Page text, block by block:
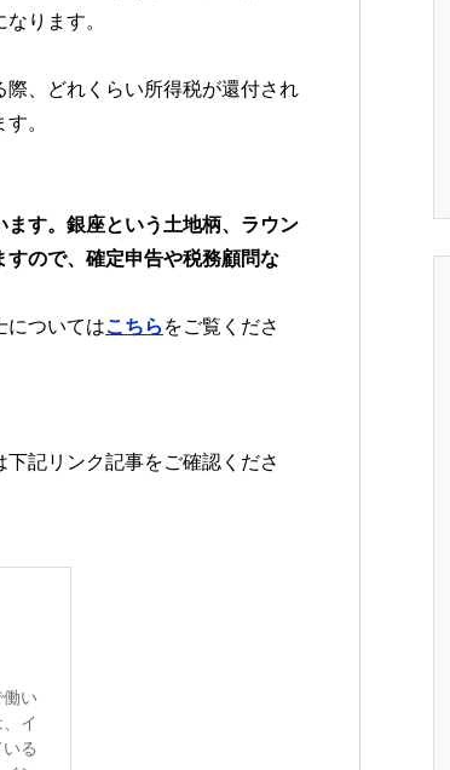
ります。
、どれくらい所得税が還付され
。
す。銀座という土地柄、ラウン
ので、確定申告や税務顧問な
についてはこちら をご覧くださ
記リンク記事をご確認くださ